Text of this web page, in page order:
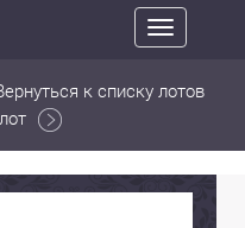
Toggle
navigation
к списку лотов